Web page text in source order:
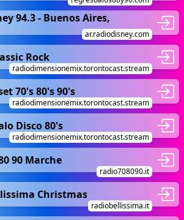
94.3 - Buenos Aires,
ar.radiodisney.com
Rock
radiodimensionemix.torontocast.stream
70's 80's 90's
radiodimensionemix.torontocast.stream
Disco 80's
radiodimensionemix.torontocast.stream
90 Marche
radio708090.it
Christmas
radiobellissima.it